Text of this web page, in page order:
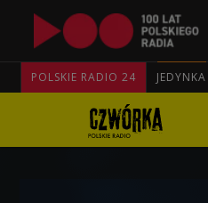
POLSKIE RADIO 24 JEDYNKA